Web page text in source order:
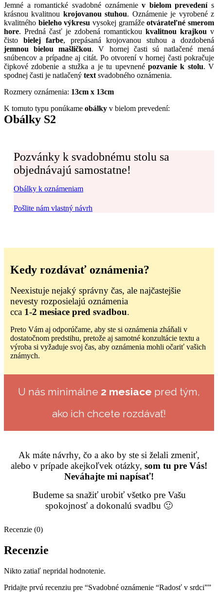
Jemné a romantické svadobné oznámeniev bielom prevedenís
krásnou kvalitnou krojovanou stuhou. Oznámenie je vyrobené z
kvalitného bieleho výkresu vysokej gramážeotvárateľné smerom
hore. Predná časť je zdobená romantickou kvalitnou krajkou v
čisto bielej farbe, prepásaná krojovanou stuhou a dozdobená
jemnou bielou mašličkou. V hornej časti sú natlačené mená
snúbencov a prípadne aj citát. Po otvorení v hornej časti pokračuje
čipkové zdobenie a stužka a je tu upevnené pozvanie k stolu. V
spodnej časti je natlačený text svadobného oznámenia.
Rozmery oznámenia: 13cm x 13cm
K tomuto typu ponúkame obálky v bielom prevedení:
Obálky S2
Pozvánky k svadobnému stolu sa
objednávajú samostatne!
Obálky k oznámeniam
Pošlite nám vlastný návrh
Kedy rozdávať oznámenia?
Neexistuje nejaký správny čas, ale najčastejšie
nevesty rozposielajú oznámenia
cca 1-2 mesiace pred svadbou.
Preto Vám aj odporúčame, aby ste si oznámenia zháňali v
dostatočnom predstihu, pretože aj samotné konzultácie textu a
výroba si vyžaduje svoj čas, aby oznámenia mohli očariť vašich
známych.
U nás minimálne 2 mesiace pred tým,
ako ich chcete rozdávať!
Ak máte návrhy, čo a ako by ste si želali zmeniť,
alebo v prípade akejkoľvek otázky, som tu pre Vás!
Neváhajte mi napísať!
Budeme sa snažiť urobiť všetko pre Vašu
spokojnosť a dokonalú svadbu 🙂
Recenzie (0)
Recenzie
Nikto zatiaľ nepridal hodnotenie.
Pridajte prvú recenziu pre “Svadobné oznámenie “Radosť v srdci””